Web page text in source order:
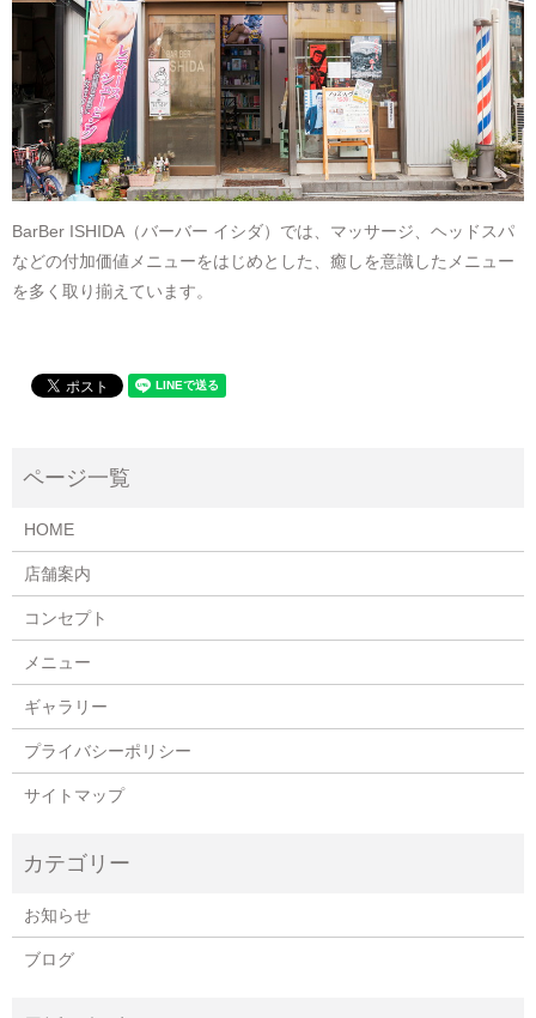
BarBer ISHIDA（バーバー イシダ）では、マッサージ、ヘッドスパ
などの付加価値メニューをはじめとした、癒しを意識したメニュー
を多く取り揃えています。
HOME
店舗案内
コンセプト
メニュー
ギャラリー
プライバシーポリシー
サイトマップ
お知らせ
ブログ